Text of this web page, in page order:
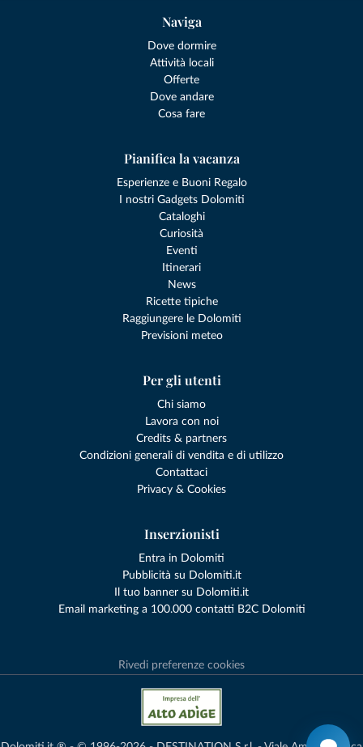
Naviga
Dove dormire
Attività locali
Offerte
Dove andare
Cosa fare
Pianifica la vacanza
Esperienze e Buoni Regalo
I nostri Gadgets Dolomiti
Cataloghi
Curiosità
Eventi
Itinerari
News
Ricette tipiche
Raggiungere le Dolomiti
Previsioni meteo
Per gli utenti
Chi siamo
Lavora con noi
Credits & partners
Condizioni generali di vendita e di utilizzo
Contattaci
Privacy & Cookies
Inserzionisti
Entra in Dolomiti
Pubblicità su Dolomiti.it
Il tuo banner su Dolomiti.it
Email marketing a 100.000 contatti B2C Dolomiti
Rivedi preferenze cookies